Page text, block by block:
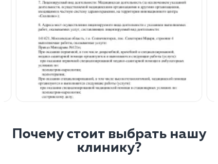
Почему стоит выбрать нашу
клинику?